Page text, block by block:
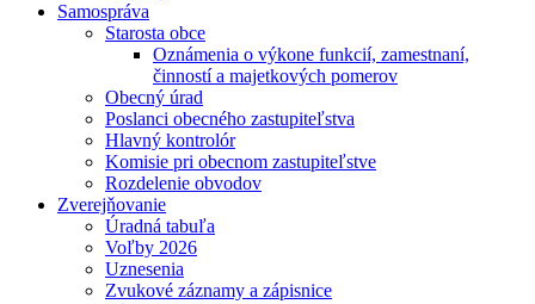
Samospráva
Starosta obce
Oznámenia o výkone funkcií, zamestnaní,
činností a majetkových pomerov
Obecný úrad
Poslanci obecného zastupiteľstva
Hlavný kontrolór
Komisie pri obecnom zastupiteľstve
Rozdelenie obvodov
Zverejňovanie
Úradná tabuľa
Voľby 2026
Uznesenia
Zvukové záznamy a zápisnice